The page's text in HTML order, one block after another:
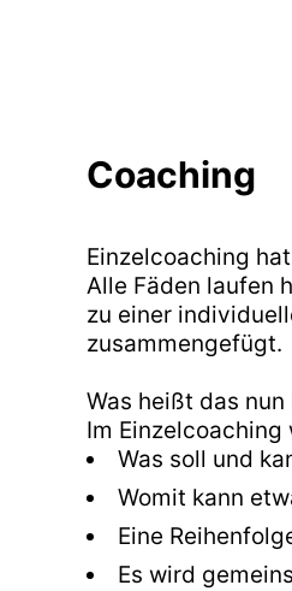
Coaching
Einzelcoaching
Alle Fäden laufen
zu einer
zusammengefügt.
Was heißt das nun
Im
Was soll und
Womit kann
Eine
Es wird